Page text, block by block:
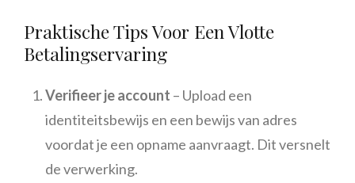
Praktische Tips Voor Een Vlotte
Betalingservaring
Verifieer je account – Upload een
identiteitsbewijs en een bewijs van adres
voordat je een opname aanvraagt. Dit versnelt
de verwerking.